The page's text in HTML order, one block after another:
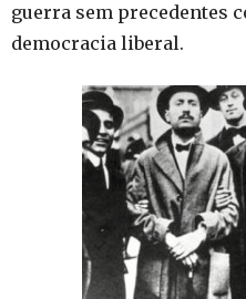
guerra sem precedentes
democracia liberal.